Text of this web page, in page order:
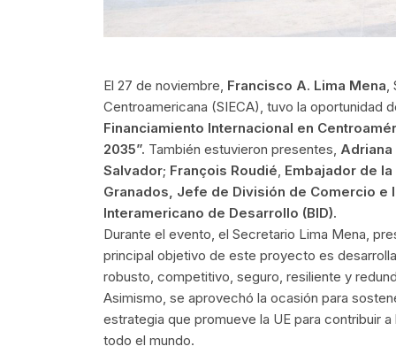
El 27 de noviembre, Francisco A. Lima Mena,
Centroamericana (SIECA), tuvo la oportunidad
Financiamiento Internacional en
2035”. También estuvieron presentes, Adriana
Salvador; François Roudié, Embajador de la
Granados, Jefe de División de Comercio
Interamericano de Desarrollo (BID).
Durante el evento, el Secretario Lima Mena,
principal objetivo de este proyecto es
robusto, competitivo, seguro, resiliente y
Asimismo, se aprovechó la ocasión para
estrategia que promueve la UE para contribuir
todo el mundo.